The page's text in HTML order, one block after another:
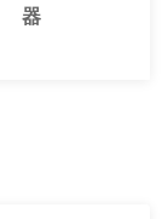
器